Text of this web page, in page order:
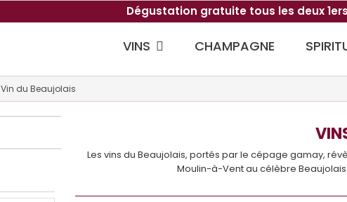
Dégustation gratuite tous les deux
VINS CHAMPAGNE
Vin du Beaujolais
Les vins du Beaujolais, portés par le cépage gamay,
Moulin-à-Vent au célèbre